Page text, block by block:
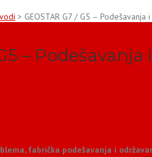
> GEOSTAR G7 / G5 – Podešavanja
–
fabrička podešavanja i